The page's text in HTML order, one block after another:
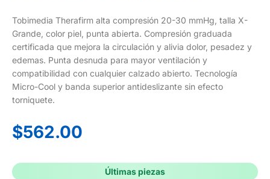
Tobimedia Therafirm alta compresión 20-30 mmHg, talla X-
Grande, color piel, punta abierta. Compresión graduada
certificada que mejora la circulación y alivia dolor, pesadez y
edemas. Punta desnuda para mayor ventilación y
compatibilidad con cualquier calzado abierto. Tecnología
Micro-Cool y banda superior antideslizante sin efecto
torniquete.
$562.00
Últimas piezas